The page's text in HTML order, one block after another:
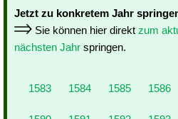
Jetzt zu konkretem Jahr
Sie können hier direkt zum
nächsten Jahr springen.
1583 1584 1585 1586